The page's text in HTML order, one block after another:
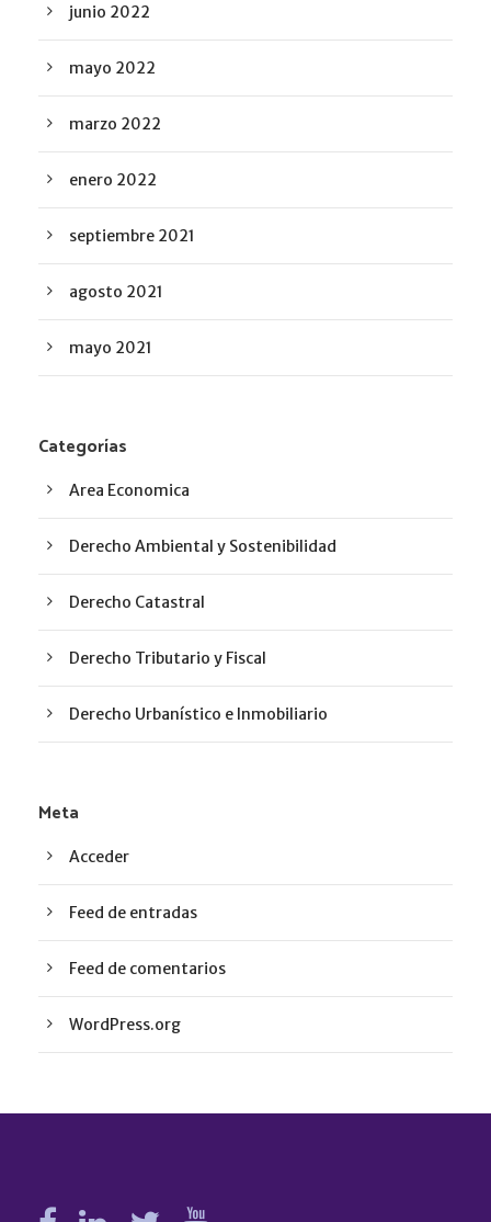
junio 2022
mayo 2022
marzo 2022
enero 2022
septiembre 2021
agosto 2021
mayo 2021
Categorías
Area Economica
Derecho Ambiental y Sostenibilidad
Derecho Catastral
Derecho Tributario y Fiscal
Derecho Urbanístico e Inmobiliario
Meta
Acceder
Feed de entradas
Feed de comentarios
WordPress.org